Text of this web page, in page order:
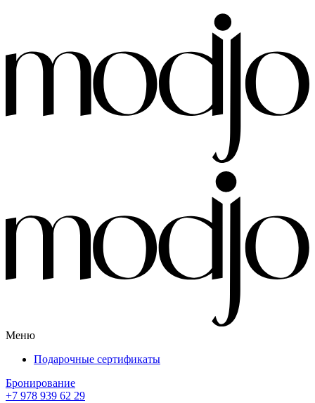
Меню
Подарочные сертификаты
Бронирование
+7 978 939 62 29